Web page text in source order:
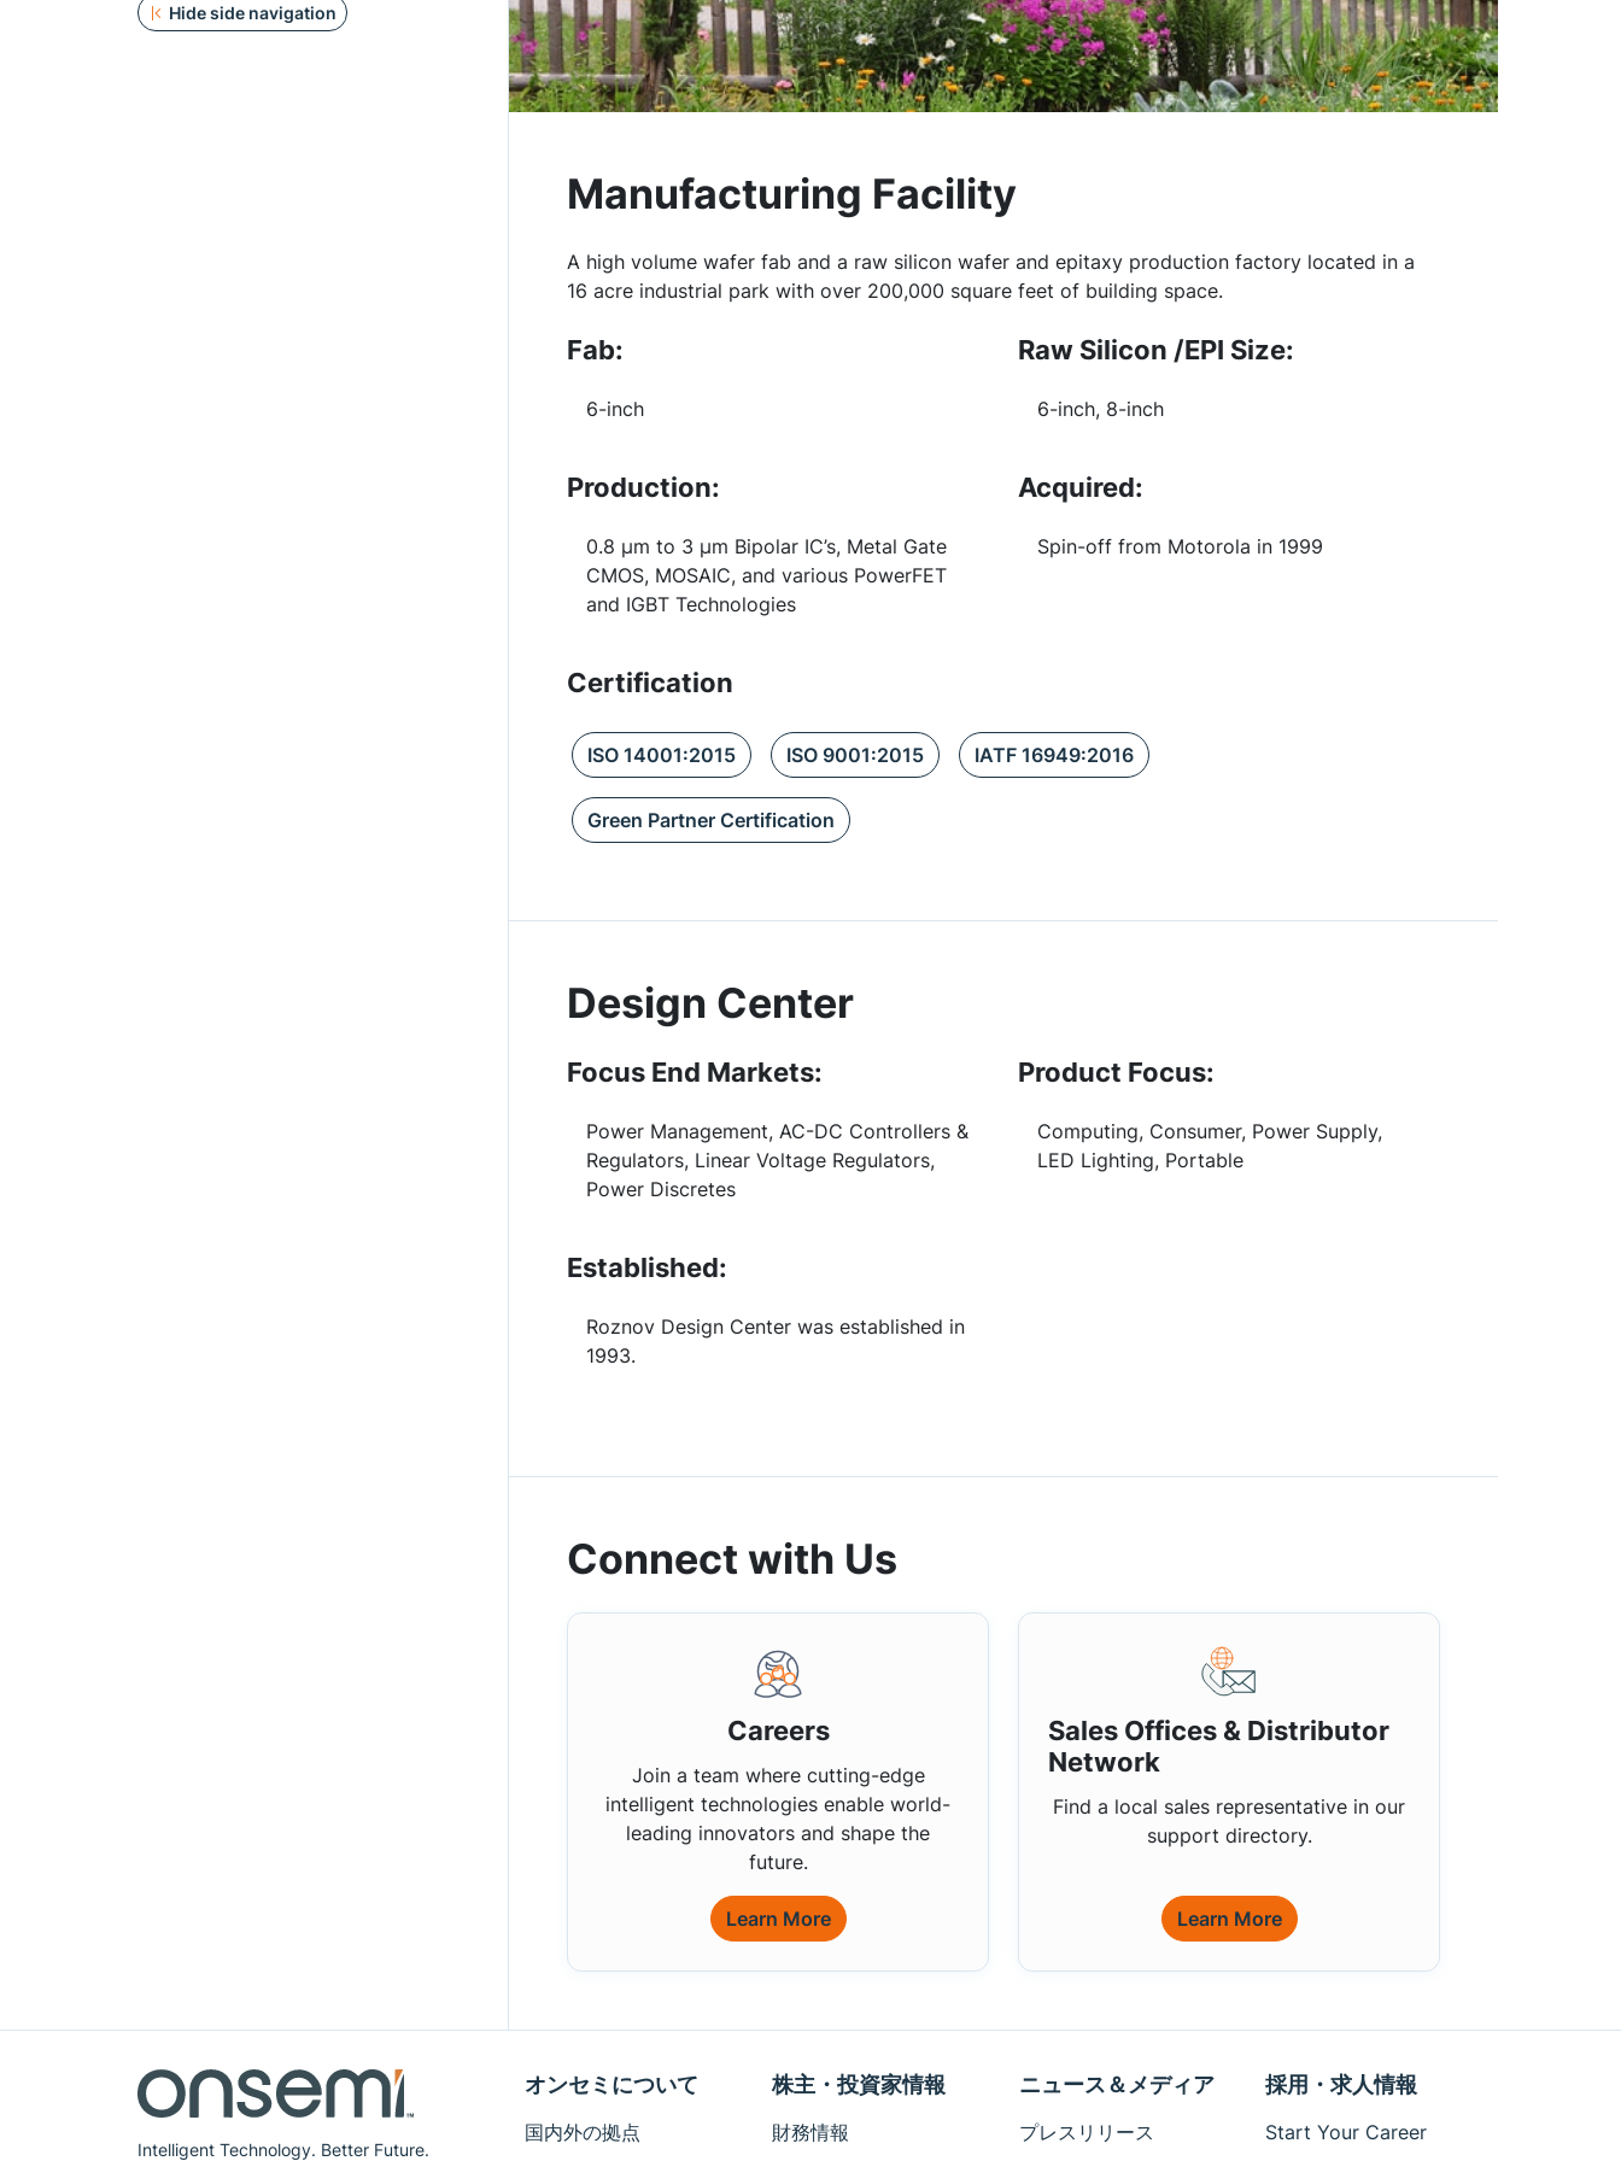
Hide side navigation
Manufacturing Facility
A high volume wafer fab and a raw silicon wafer and epitaxy production factory located in a
16 acre industrial park with over 200,000 square feet of building space.
Fab:
6-inch
Raw Silicon /EPI Size:
6-inch, 8-inch
Production:
0.8 µm to 3 µm Bipolar IC’s, Metal Gate
CMOS, MOSAIC, and various PowerFET
and IGBT Technologies
Acquired:
Spin-off from Motorola in 1999
Certification
ISO 14001:2015 ISO 9001:2015 IATF 16949:2016
Green Partner Certification
Design Center
Focus End Markets:
Power Management, AC-DC Controllers &
Regulators, Linear Voltage Regulators,
Power Discretes
Product Focus:
Computing, Consumer, Power Supply,
LED Lighting, Portable
Established:
Roznov Design Center was established in
1993.
Connect with Us
Careers
Join a team where cutting-edge
intelligent technologies enable world-
leading innovators and shape the
future.
Learn More
Sales Offices & Distributor
Network
Find a local sales representative in our
support directory.
Learn More
Intelligent Technology. Better Future.
オンセミについて
国内外の拠点
株主・投資家情報
財務情報
ニュース＆メディア
プレスリリース
採用・求人情報
Start Your Career